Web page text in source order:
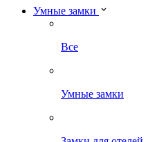
Умные замки
Все
Умные замки